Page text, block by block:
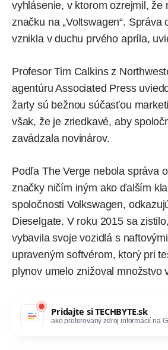
vyhlásenie, v ktorom ozrejmil, že
značku na „Voltswagen“. Správa
vznikla v duchu prvého apríla,
Profesor Tim Calkins z
agentúru Associated Press
žarty sú bežnou súčasťou
však, že je zriedkavé, aby
zavádzala novinárov.
Podľa The Verge nebola správa
značky ničím iným ako ďalším
spoločnosti Volkswagen,
Dieselgate. V roku 2015 sa
vybavila svoje vozidlá s
upraveným softvérom, ktorý pri
plynov umelo znižoval množstvo
Pridajte siTECHBYTE.sk
ako preferovaný zdroj informácií na